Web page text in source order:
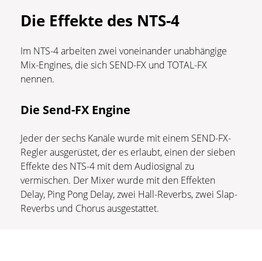
Die Effekte des NTS-4
Im NTS-4 arbeiten zwei voneinander unabhängige
Mix-Engines, die sich SEND-FX und TOTAL-FX
nennen.
Die Send-FX Engine
Jeder der sechs Kanäle wurde mit einem SEND-FX-
Regler ausgerüstet, der es erlaubt, einen der sieben
Effekte des NTS-4 mit dem Audiosignal zu
vermischen. Der Mixer wurde mit den Effekten
Delay, Ping Pong Delay, zwei Hall-Reverbs, zwei Slap-
Reverbs und Chorus ausgestattet.